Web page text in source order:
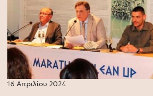
16 Απριλίου 2024